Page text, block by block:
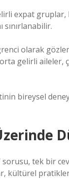
expat gruplar,
sınırlanabilir.
olarak
gelirli aileler,
bireysel
sorusu, tek bir
kültürel